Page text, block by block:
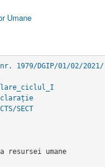
Umane
1979/DGIP/01/02/2021/
SECT
resursei umane